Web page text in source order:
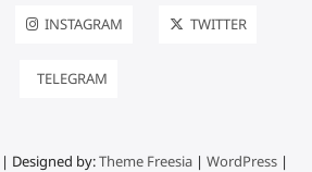
INSTAGRAM TWITTER
TELEGRAM
Designed by:Theme Freesia| WordPress|